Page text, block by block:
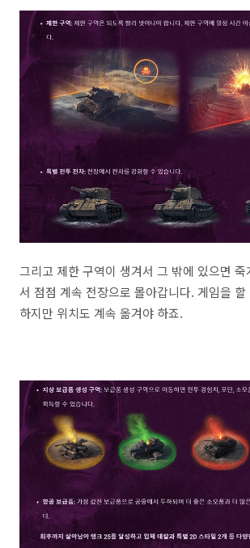
그리고 제한 구역이 생겨서 그 밖에 있으면
서 점점 계속 전장으로 몰아갑니다. 게임을
하지만 위치도 계속 옮겨야 하죠.